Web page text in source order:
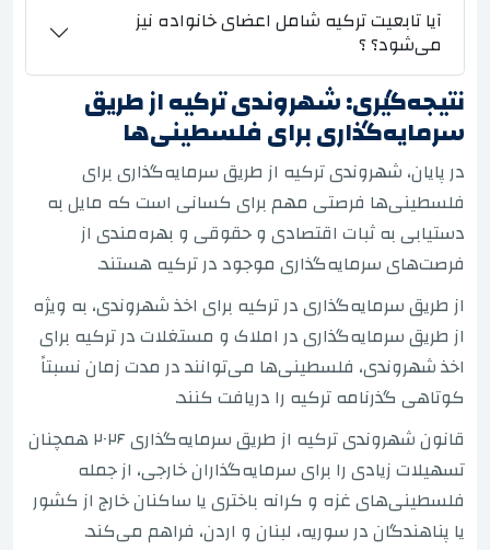
آیا تابعیت ترکیه شامل اعضای خانواده نیز
می‌شود؟ ؟
نتیجه‌گیری: شهروندی ترکیه از طریق
سرمایه‌گذاری برای فلسطینی‌ها
در پایان، شهروندی ترکیه از طریق سرمایه‌گذاری برای
فلسطینی‌ها فرصتی مهم برای کسانی است که مایل به
دستیابی به ثبات اقتصادی و حقوقی و بهره‌مندی از
فرصت‌های سرمایه‌گذاری موجود در ترکیه هستند.
از طریق سرمایه‌گذاری در ترکیه برای اخذ شهروندی، به ویژه
از طریق سرمایه‌گذاری در املاک و مستغلات در ترکیه برای
اخذ شهروندی، فلسطینی‌ها می‌توانند در مدت زمان نسبتاً
کوتاهی گذرنامه ترکیه را دریافت کنند.
قانون شهروندی ترکیه از طریق سرمایه‌گذاری ۲۰۲۶ همچنان
تسهیلات زیادی را برای سرمایه‌گذاران خارجی، از جمله
فلسطینی‌های غزه و کرانه باختری یا ساکنان خارج از کشور
یا پناهندگان در سوریه، لبنان و اردن، فراهم می‌کند.